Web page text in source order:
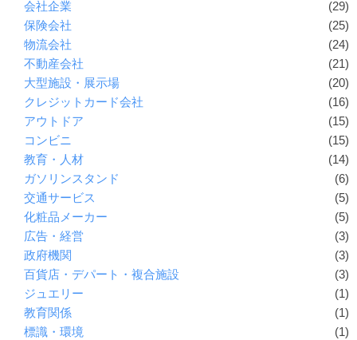
会社企業
(29)
保険会社
(25)
物流会社
(24)
不動産会社
(21)
大型施設・展示場
(20)
クレジットカード会社
(16)
アウトドア
(15)
コンビニ
(15)
教育・人材
(14)
ガソリンスタンド
(6)
交通サービス
(5)
化粧品メーカー
(5)
広告・経営
(3)
政府機関
(3)
百貨店・デパート・複合施設
(3)
ジュエリー
(1)
教育関係
(1)
標識・環境
(1)